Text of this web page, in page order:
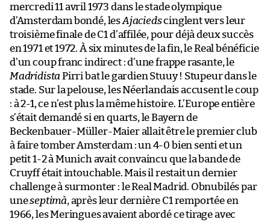
mercredi 11 avril 1973 dans le stade olympique
d’Amsterdam bondé, lesAjaciedscinglent vers leur
troisième finale de C1 d’affilée, pour déjà deux succès
en 1971 et 1972. À six minutes de la fin, le Real bénéficie
d’un coup franc indirect : d’une frappe rasante, le
Madridista Pirri bat le gardien Stuuy ! Stupeur dans le
stade. Sur la pelouse, les Néerlandais accusent le coup
: à 2-1, ce n’est plus la même histoire. L’Europe entière
s’était demandé si en quarts, le Bayern de
Beckenbauer-Müller-Maier allait être le premier club
à faire tomber Amsterdam : un 4-0 bien senti et un
petit 1-2 à Munich avait convaincu que la bande de
Cruyff était intouchable. Mais il restait un dernier
challenge à surmonter : le Real Madrid. Obnubilés par
uneseptimà, après leur dernière C1 remportée en
1966, les Meringues avaient abordé ce tirage avec